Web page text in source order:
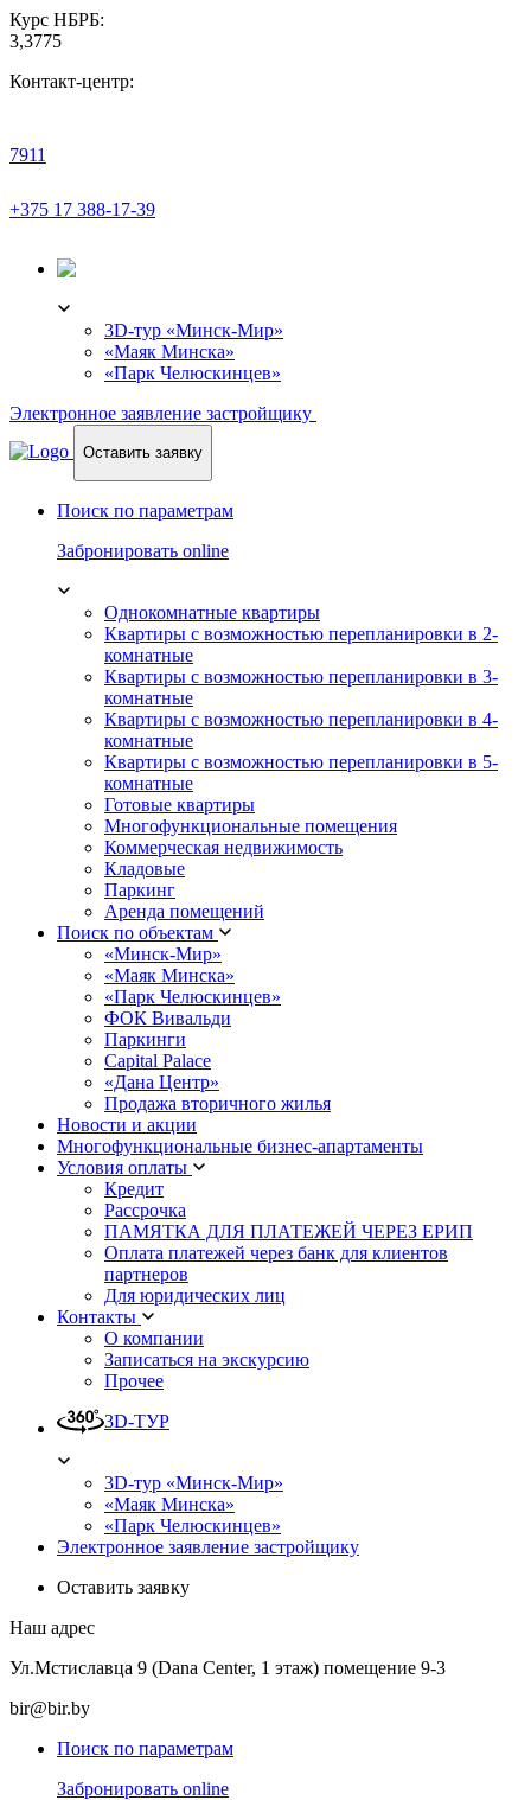
Курс НБРБ:
3,3775
Контакт-центр:
7911
+375 17 388-17-39
3D-тур «Минск-Мир»
«Маяк Минска»
«Парк Челюскинцев»
Электронное заявление застройщику
Оставить заявку
Поиск по параметрам
Забронировать online
Однокомнатные квартиры
Квартиры с возможностью перепланировки в 2-
комнатные
Квартиры с возможностью перепланировки в 3-
комнатные
Квартиры с возможностью перепланировки в 4-
комнатные
Квартиры с возможностью перепланировки в 5-
комнатные
Готовые квартиры
Многофункциональные помещения
Коммерческая недвижимость
Кладовые
Паркинг
Аренда помещений
Поиск по объектам
«Минск-Мир»
«Маяк Минска»
«Парк Челюскинцев»
ФОК Вивальди
Паркинги
Capital Palace
«Дана Центр»
Продажа вторичного жилья
Новости и акции
Многофункциональные бизнес-апартаменты
Условия оплаты
Кредит
Рассрочка
ПАМЯТКА ДЛЯ ПЛАТЕЖЕЙ ЧЕРЕЗ ЕРИП
Оплата платежей через банк для клиентов
партнеров
Для юридических лиц
Контакты
О компании
Записаться на экскурсию
Прочее
3D-ТУР
3D-тур «Минск-Мир»
«Маяк Минска»
«Парк Челюскинцев»
Электронное заявление застройщику
Оставить заявку
Наш адрес
Ул.Мстиславца 9 (Dana Center, 1 этаж) помещение 9-3
bir@bir.by
Поиск по параметрам
Забронировать online